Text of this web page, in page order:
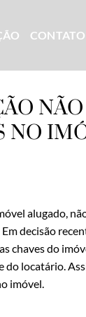
CONTATO
NO
alugado,
decisão
chaves do
locatário.
imóvel.